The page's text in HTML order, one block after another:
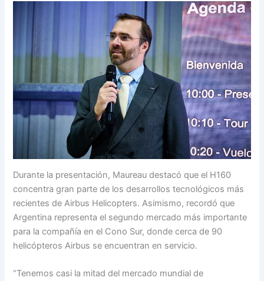
Durante la presentación, Maureau destacó que el H160
concentra gran parte de los desarrollos tecnológicos más
recientes de Airbus Helicopters. Asimismo, recordó que
Argentina representa el segundo mercado más importante
para la compañía en el Cono Sur, donde cerca de 90
helicópteros Airbus se encuentran en servicio.
“Tenemos casi la mitad del mercado mundial de